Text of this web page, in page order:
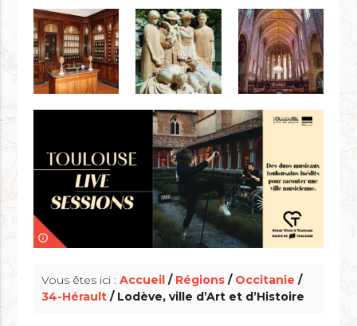
info_outline
Vous êtes ici :Accueil / Régions / Occitanie /
34-Hérault / Lodève, ville d’Art et d’Histoire